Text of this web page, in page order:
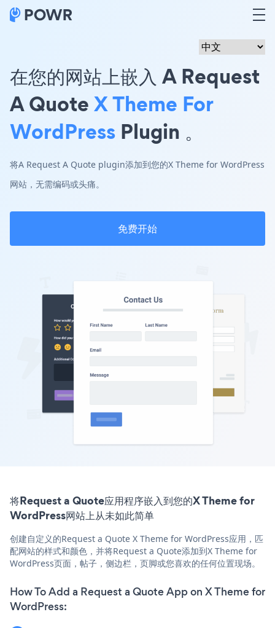
在您的网站上嵌入 A Request
A QuoteX Theme For
WordPress Plugin 。
将A Request A Quote plugin添加到您的X Theme for WordPress
网站，无需编码或头痛。
免费开始
将Request a Quote应用程序嵌入到您的X Theme for
WordPress网站上从未如此简单
创建自定义的Request a Quote X Theme for WordPress应用，匹
配网站的样式和颜色，并将Request a Quote添加到X Theme for
WordPress页面，帖子，侧边栏，页脚或您喜欢的任何位置现场。
How To Add a Request a Quote App on X Theme for
WordPress: